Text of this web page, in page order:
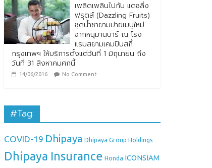
เพลิดเพลินไปกับ แดซลิ่ง
ฟรุตส์ (Dazzling Fruits)
ชุดน้ำชายามบ่ายเมนูใหม่
จากหนุมานบาร์ ณ โรง
แรมสยามเคมปินสกี้
กรุงเทพฯ ให้บริการตั้งแต่วันที่ 1 มิถุนายน ถึง
วันที่ 31 สิงหาคมศกนี้
14/06/2016 No Comment
#Tag:
COVID-19 Dhipaya Dhipaya Group Holdings
Dhipaya Insurance Honda ICONSIAM